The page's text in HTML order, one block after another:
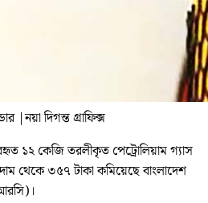
|নয়া দিগন্ত গ্রাফিক্স
১২ কেজি তরলীকৃত পেট্রোলিয়াম গ্যাস
থেকে ৩৫৭ টাকা কমিয়েছে বাংলাদেশ